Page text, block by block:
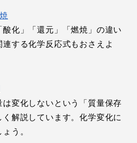
化」「還元」「燃焼」の違い
する化学反応式もおさえよ
変化しないという「質量保存
解説しています。化学変化に
う。